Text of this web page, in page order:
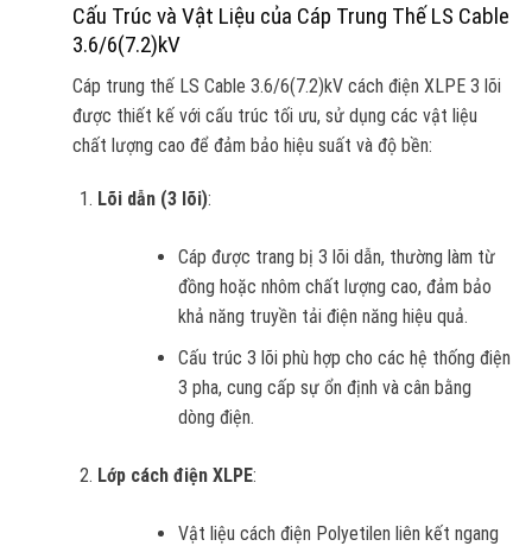
Cấu Trúc và Vật Liệu của Cáp Trung Thế LS Cable
3.6/6(7.2)kV
Cáp trung thế LS Cable 3.6/6(7.2)kV cách điện XLPE 3 lõi
được thiết kế với cấu trúc tối ưu, sử dụng các vật liệu
chất lượng cao để đảm bảo hiệu suất và độ bền:
Lõi dẫn (3 lõi):
Cáp được trang bị 3 lõi dẫn, thường làm từ
đồng hoặc nhôm chất lượng cao, đảm bảo
khả năng truyền tải điện năng hiệu quả.
Cấu trúc 3 lõi phù hợp cho các hệ thống điện
3 pha, cung cấp sự ổn định và cân bằng
dòng điện.
Lớp cách điện XLPE:
Vật liệu cách điện Polyetilen liên kết ngang